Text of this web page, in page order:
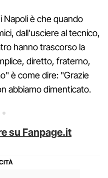
Napoli è che quando
dall'usciere al tecnico,
hanno trascorso la
diretto, fraterno,
è come dire: "Grazie
abbiamo dimenticato.
su Fanpage.it